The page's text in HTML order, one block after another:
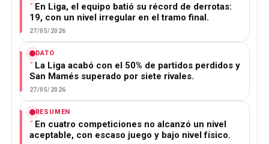
En Liga, el equipo batió su récord de derrotas:
19, con un nivel irregular en el tramo final.
27/05/2026
DATO
La Liga acabó con el 50% de partidos perdidos y
San Mamés superado por siete rivales.
27/05/2026
RESUMEN
En cuatro competiciones no alcanzó un nivel
aceptable, con escaso juego y bajo nivel físico.